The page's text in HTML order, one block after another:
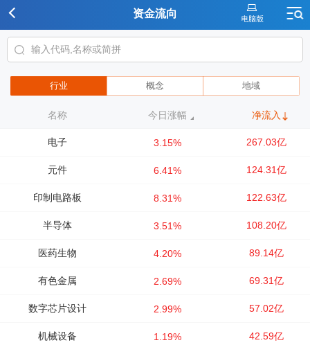
资金流向
行业 概念 地域
名称 今日涨幅 净流入
电子 3.15% 267.03亿
元件 6.41% 124.31亿
印制电路板 8.31% 122.63亿
半导体 3.51% 108.20亿
医药生物 4.20% 89.14亿
有色金属 2.69% 69.31亿
数字芯片设计 2.99% 57.02亿
机械设备 1.19% 42.59亿